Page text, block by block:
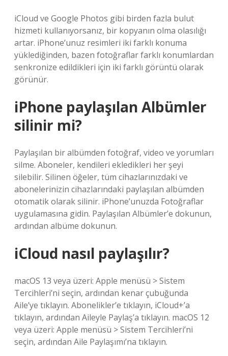
iCloud ve Google Photos gibi birden fazla bulut
hizmeti kullanıyorsanız, bir kopyanın olma olasılığı
artar. iPhone’unuz resimleri iki farklı konuma
yüklediğinden, bazen fotoğraflar farklı konumlardan
senkronize edildikleri için iki farklı görüntü olarak
görünür.
iPhone paylaşılan Albümler
silinir mi?
Paylaşılan bir albümden fotoğraf, video ve yorumları
silme. Aboneler, kendileri ekledikleri her şeyi
silebilir. Silinen öğeler, tüm cihazlarınızdaki ve
abonelerinizin cihazlarındaki paylaşılan albümden
otomatik olarak silinir. iPhone’unuzda Fotoğraflar
uygulamasına gidin. Paylaşılan Albümler’e dokunun,
ardından albüme dokunun.
iCloud nasıl paylaşılır?
macOS 13 veya üzeri: Apple menüsü > Sistem
Tercihleri’ni seçin, ardından kenar çubuğunda
Aile’ye tıklayın. Abonelikler’e tıklayın, iCloud+’a
tıklayın, ardından Aileyle Paylaş’a tıklayın. macOS 12
veya üzeri: Apple menüsü > Sistem Tercihleri’ni
seçin, ardından Aile Paylaşımı’na tıklayın.